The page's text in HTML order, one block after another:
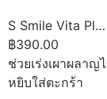
S Smile Vita Pl…
฿390.00
ช่วยเร่งเผาผลา
หยิบใส่ตะกร้า